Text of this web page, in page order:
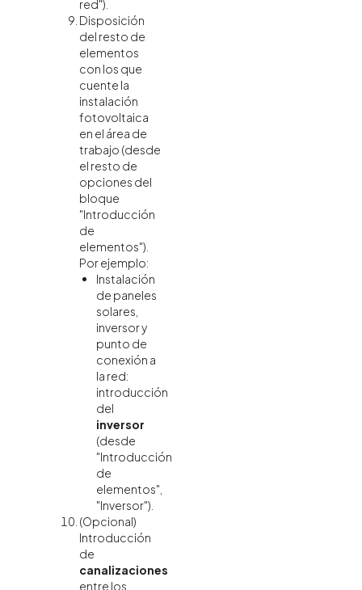
red").
Disposición
del resto de
elementos
con los que
cuente la
instalación
fotovoltaica
en el área de
trabajo (desde
el resto de
opciones del
bloque
"Introducción
de
elementos").
Por ejemplo:
Instalación
de paneles
solares,
inversor y
punto de
conexión a
la red:
introducción
del
inversor
(desde
"Introducción
de
elementos",
"Inversor").
(Opcional)
Introducción
de
canalizaciones
entre los